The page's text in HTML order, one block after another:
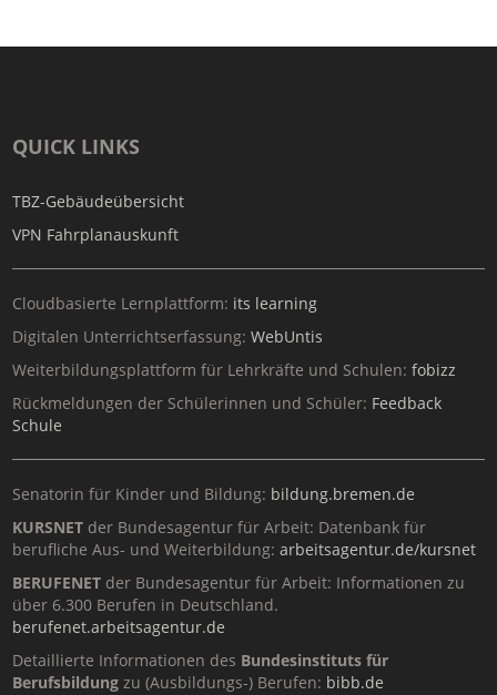
QUICK LINKS
TBZ-Gebäudeübersicht
VPN Fahrplanauskunft
Cloudbasierte Lernplattform: its learning
Digitalen Unterrichtserfassung:WebUntis
Weiterbildungsplattform für Lehrkräfte und Schulen:fobizz
Rückmeldungen der Schülerinnen und Schüler: Feedback
Schule
Senatorin für Kinder und Bildung: bildung.bremen.de
KURSNET der Bundesagentur für Arbeit: Datenbank für
berufliche Aus- und Weiterbildung:arbeitsagentur.de/kursnet
BERUFENET der Bundesagentur für Arbeit: Informationen zu
über 6.300 Berufen in Deutschland.
berufenet.arbeitsagentur.de
Detaillierte Informationen des Bundesinstituts für
Berufsbildungzu (Ausbildungs-) Berufen: bibb.de